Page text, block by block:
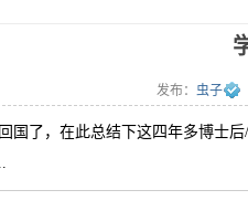
发布： 虫子
了，在此总结下这四年多博士